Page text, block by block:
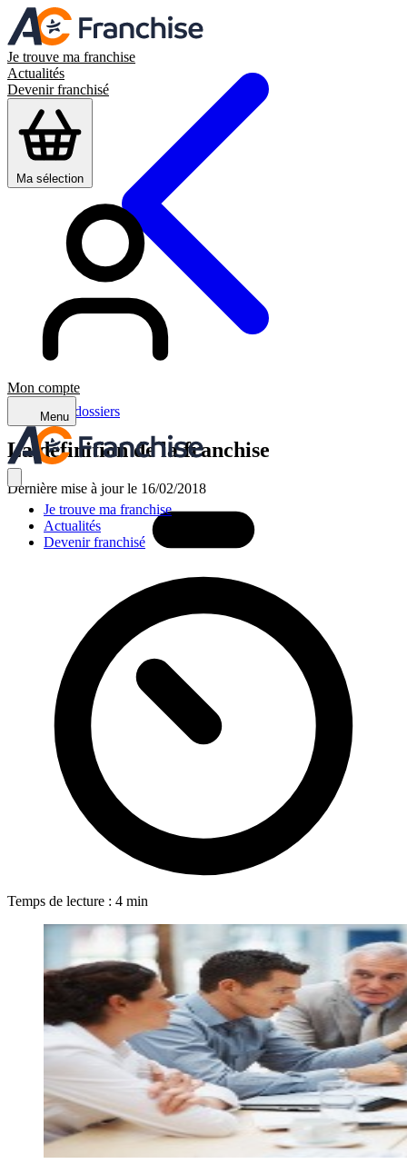
Je trouve ma franchise
Actualités
Devenir franchisé
Ma sélection
Mon compte
Menu
Je trouve ma franchise
Actualités
Devenir franchisé
Retour aux dossiers
La définition de la franchise
Dernière mise à jour le 16/02/2018
Temps de lecture : 4 min